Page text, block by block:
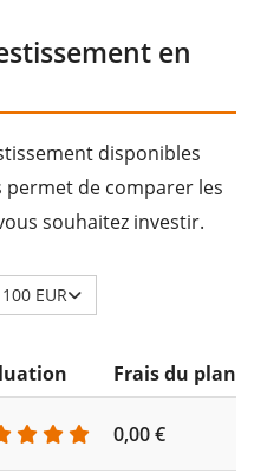
en
disponibles
permet de comparer les
souhaitez investir.
100 EUR
Frais du plan
0,00 €